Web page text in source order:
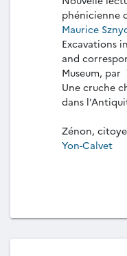
phénicienne
Maurice
Excavations
and
Museum, par
Une cruche
dans
Zénon,
Yon-Calvet